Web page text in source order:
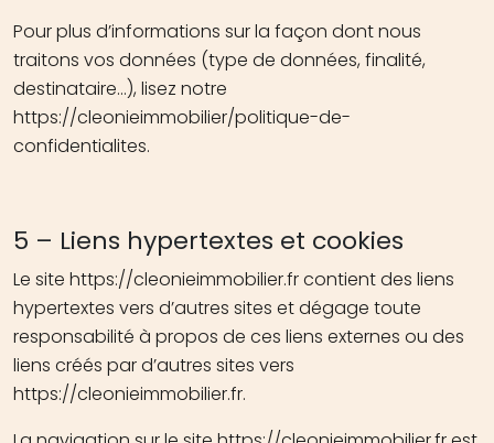
Pour plus d’informations sur la façon dont nous
traitons vos données (type de données, finalité,
destinataire…), lisez notre
https://cleonieimmobilier/politique-de-
confidentialites.
5 – Liens hypertextes et cookies
Le site https://cleonieimmobilier.fr contient des liens
hypertextes vers d’autres sites et dégage toute
responsabilité à propos de ces liens externes ou des
liens créés par d’autres sites vers
https://cleonieimmobilier.fr.